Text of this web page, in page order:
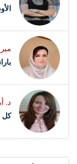
د.
كل